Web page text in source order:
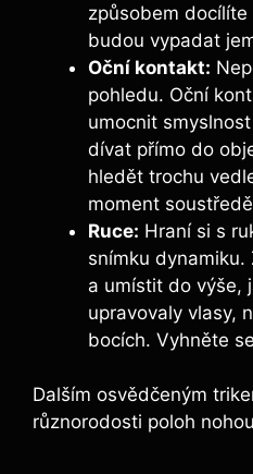
způsobem
budou vypadat
Oční kontakt:
pohledu. Oční
umocnit
dívat přímo do
hledět trochu
moment
Ruce: Hraní si s
snímku
a umístit do výše,
upravovaly vlasy,
bocích. Vyhněte
Dalším osvědčeným
různorodosti poloh